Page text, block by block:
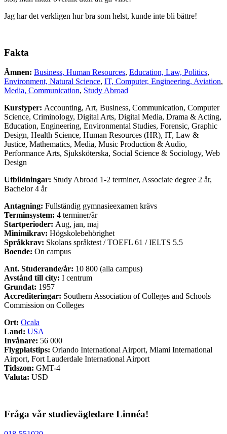
Jag har det verkligen hur bra som helst, kunde inte bli bättre!
Fakta
Ämnen: Business, Human Resources, Education, Law, Politics,
Environment, Natural Science, IT, Computer, Engineering, Aviation,
Media, Communication, Study Abroad
Kurstyper: Accounting, Art, Business, Communication, Computer
Science, Criminology, Digital Arts, Digital Media, Drama & Acting,
Education, Engineering, Environmental Studies, Forensic, Graphic
Design, Health Science, Human Resources (HR), IT, Law &
Justice, Mathematics, Media, Music Production & Audio,
Performance Arts, Sjuksköterska, Social Science & Sociology, Web
Design
Utbildningar: Study Abroad 1-2 terminer, Associate degree 2 år,
Bachelor 4 år
Antagning: Fullständig gymnasieexamen krävs
Terminsystem: 4 terminer/år
Startperioder: Aug, jan, maj
Minimikrav: Högskolebehörighet
Språkkrav: Skolans språktest / TOEFL 61 / IELTS 5.5
Boende: On campus
Ant. Studerande/år: 10 800 (alla campus)
Avstånd till city: I centrum
Grundat: 1957
Accrediteringar: Southern Association of Colleges and Schools
Commission on Colleges
Ort: Ocala
Land: USA
Invånare: 56 000
Flygplatstips: Orlando International Airport, Miami International
Airport, Fort Lauderdale International Airport
Tidszon: GMT-4
Valuta: USD
Fråga vår studievägledare Linnéa!